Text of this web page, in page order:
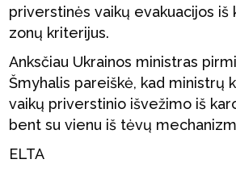
priverstinės vaikų evakuacijos iš
zonų kriterijus.
Anksčiau Ukrainos ministras
Šmyhalis pareiškė, kad ministrų
vaikų priverstinio išvežimo iš
bent su vienu iš tėvų
ELTA